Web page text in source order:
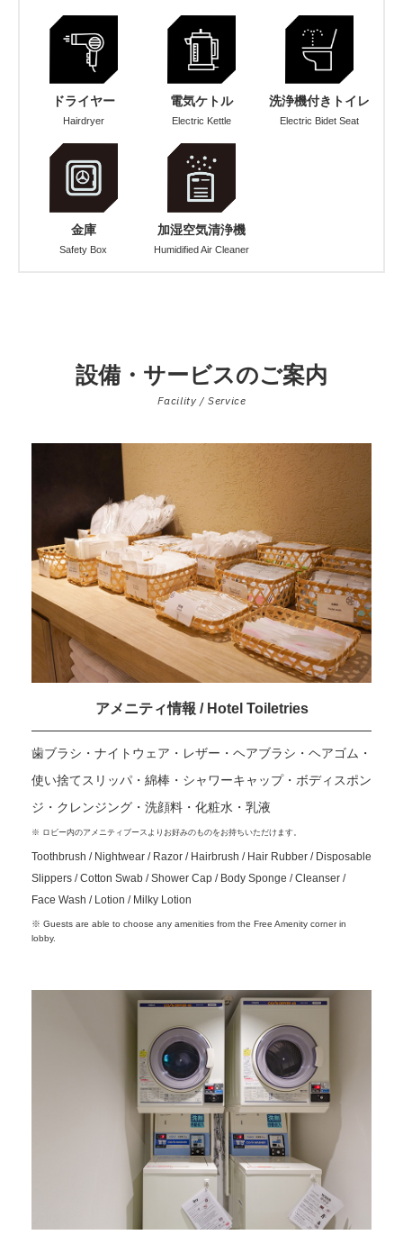
ドライヤー
Hairdryer
電気ケトル
Electric Kettle
洗浄機付きトイレ
Electric Bidet Seat
金庫
Safety Box
加湿空気清浄機
Humidified Air Cleaner
設備・サービスのご案内
Facility / Service
アメニティ情報 / Hotel Toiletries
歯ブラシ・ナイトウェア・レザー・ヘアブラシ・ヘアゴム・
使い捨てスリッパ・綿棒・シャワーキャップ・ボディスポン
ジ・クレンジング・洗顔料・化粧水・乳液
※ ロビー内のアメニティブースよりお好みのものをお持ちいただけます。
Toothbrush / Nightwear / Razor / Hairbrush / Hair Rubber / Disposable
Slippers / Cotton Swab / Shower Cap / Body Sponge / Cleanser /
Face Wash / Lotion / Milky Lotion
※ Guests are able to choose any amenities from the Free Amenity corner in
lobby.